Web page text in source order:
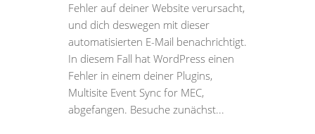
Fehler auf deiner Website verursacht,
und dich deswegen mit dieser
automatisierten E-Mail benachrichtigt.
In diesem Fall hat WordPress einen
Fehler in einem deiner Plugins,
Multisite Event Sync for MEC,
abgefangen. Besuche zunächst...